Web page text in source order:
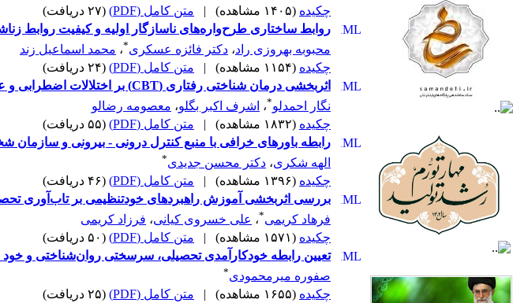
چکیده (۱۴۰۵ مشاهده) | متن کامل (PDF)
(۲۷ دریافت)
روابط ساختاری طرح‌واره‌های ناسازگار اولیه و کیفیت روابط
محبوبه بهروزی راد، دکتر فائزه عسکری*، محمد اسماعیل زند
چکیده (۱۱۵۴ مشاهده) | متن کامل (PDF)
(۲۴ دریافت)
اثربخشی درمان شناختی رفتاری (CBT) بر اختلالات اضطرابی و علائم افسردگی دانش‌آموزان
نگار احمدلو*، اشرف اکبر بگلو، معصومه رضالو
چکیده (۱۸۳۲ مشاهده) | متن کامل (PDF)
(۵۵ دریافت)
رابطه باورهای خرافی با منبع کنترل درونی - بیرونی و سازمان
الهه شکری، دکتر محسن جدیدی*
چکیده (۱۳۹۶ مشاهده) | متن کامل (PDF)
(۴۶ دریافت)
بررسی اثربخشی آموزش راهبردهای خودتنظیمی بر تاب‌آوری
فرهاد کریمی*، علی خسروی کیانی، فرزاد کریمی
چکیده (۱۵۷۱ مشاهده) | متن کامل (PDF)
(۵۰ دریافت)
تعیین رابطه خودکارآمدی تحصیلی، سرسختی روان‌شناختی و
صفوره میرمحمودی*
چکیده (۱۶۵۵ مشاهده) | متن کامل (PDF)
(۲۵ دریافت)